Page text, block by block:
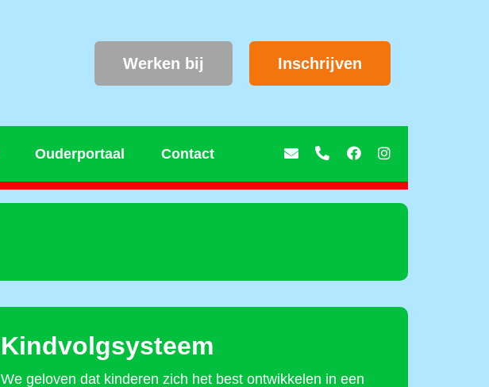
Werken bij Inschrijven
Ouderportaal Contact
Kindvolgsysteem
We geloven dat kinderen zich het best ontwikkelen in een